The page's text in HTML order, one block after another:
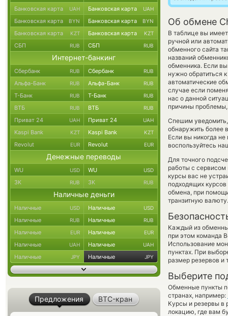
Об обмене
В таблице вы
ручной или
обменного сайта
названий
обменника. Если
нужно обратиться
автоматические
случае если
нас о данной
причины
Спешим
обнаружить более
Если вы никогда
воспользуйтесь
Для точного
работы с
курсы вас не
подходящих
обмена, при
транзитную валюту.
Каждый из
при этом команда
Использование
пунктах. При
размер резервов и
Выберите
Обменные пункты
странах, например:
Курсы и резервы в
локацию, где вам
Банковская карта UAH Банковская карта UAH
Банковская карта BYN Банковская карта BYN
Банковская карта KZT Банковская карта KZT
СБП RUB СБП RUB
Интернет-банкинг
Сбербанк RUB Сбербанк RUB
Альфа-Банк RUB Альфа-Банк RUB
Т-Банк RUB Т-Банк RUB
ВТБ RUB ВТБ RUB
Приват 24 UAH Приват 24 UAH
Kaspi Bank KZT Kaspi Bank KZT
Revolut EUR Revolut EUR
Денежные переводы
WU USD WU USD
ЗК RUB ЗК RUB
Наличные деньги
Наличные USD Наличные USD
Наличные RUB Наличные RUB
Наличные EUR Наличные EUR
Наличные UAH Наличные UAH
Наличные JPY Наличные JPY
Предложения BTC-кран